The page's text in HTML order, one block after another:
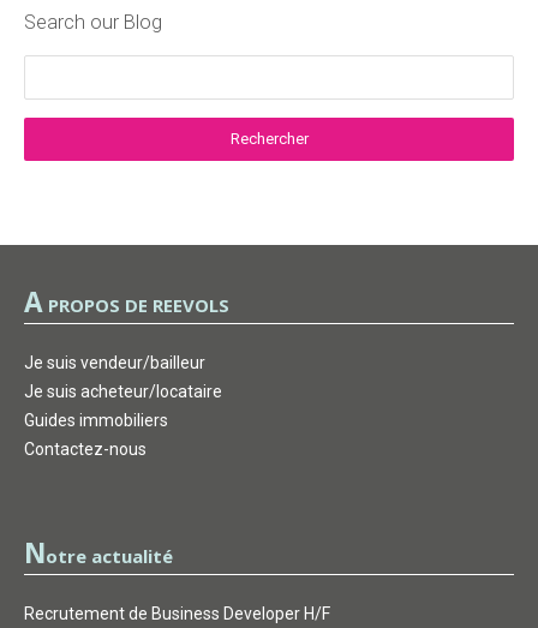
Search our Blog
A PROPOS DE REEVOLS
Je suis vendeur/bailleur
Je suis acheteur/locataire
Guides immobiliers
Contactez-nous
Notre actualité
Recrutement de Business Developer H/F